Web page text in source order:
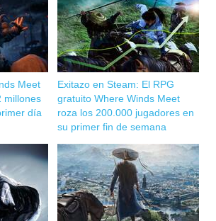
Meet
millones
día
Exitazo en Steam: El RPG
gratuito Where Winds Meet
roza los 200.000 jugadores en
su primer fin de semana